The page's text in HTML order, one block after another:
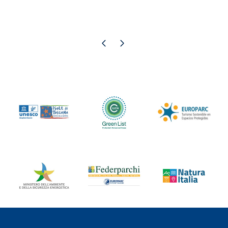
Pagina precedente
Pagina successiva